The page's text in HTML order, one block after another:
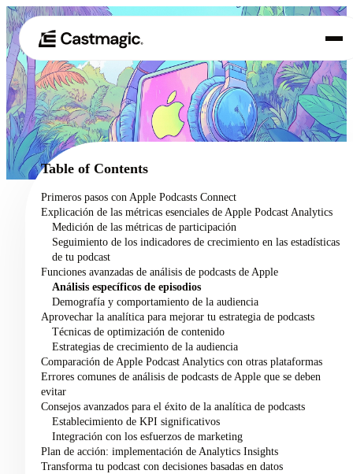
01 Producto
02 Casos de uso
Precios
Acerca de nosotros
Table of Contents
Primeros pasos con Apple Podcasts Connect
Explicación de las métricas esenciales de Apple Podcast Analytics
Medición de las métricas de participación
Seguimiento de los indicadores de crecimiento en las estadísticas
de tu podcast
Funciones avanzadas de análisis de podcasts de Apple
Análisis específicos de episodios
Demografía y comportamiento de la audiencia
Aprovechar la analítica para mejorar tu estrategia de podcasts
Técnicas de optimización de contenido
Estrategias de crecimiento de la audiencia
Comparación de Apple Podcast Analytics con otras plataformas
Errores comunes de análisis de podcasts de Apple que se deben
evitar
Consejos avanzados para el éxito de la analítica de podcasts
Establecimiento de KPI significativos
Integración con los esfuerzos de marketing
Plan de acción: implementación de Analytics Insights
Transforma tu podcast con decisiones basadas en datos